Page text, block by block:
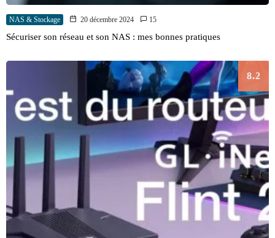
NAS & Stockage 20 décembre 2024 15
Sécuriser son réseau et son NAS : mes bonnes pratiques
8.2